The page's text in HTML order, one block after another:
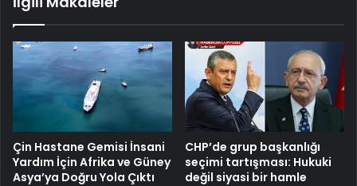
Çin Hastane Gemisi İnsani
Yardım İçin Afrika ve Güney
Asya’ya Doğru Yola Çıktı
CHP’de grup başkanlığı
seçimi tartışması: Hukuki
değil siyasi bir hamle